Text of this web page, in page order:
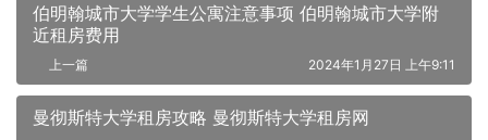
伯明翰城市大学学生公寓注意事项 伯明翰城市大学附
近租房费用
上一篇 2024年1月27日 上午9:11
曼彻斯特大学租房攻略 曼彻斯特大学租房网